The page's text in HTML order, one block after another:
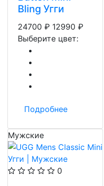
Bling Угги
24700 ₽ 12990 ₽
Выберите цвет:
Подробнее
Мужские
0